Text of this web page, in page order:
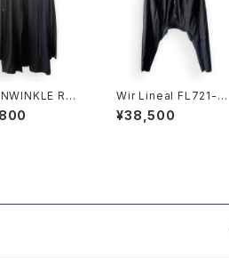
R＋2
CARDE BL
Wir Lineal FL721-W1
18 DRESS TQ PANT
S Bloom BLACK
¥38,500